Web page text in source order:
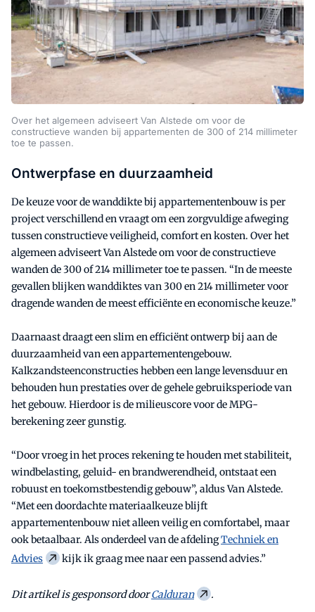
Over het algemeen adviseert Van Alstede om voor de
constructieve wanden bij appartementen de 300 of 214 millimeter
toe te passen.
Ontwerpfase en duurzaamheid
De keuze voor de wanddikte bij appartementenbouw is per
project verschillend en vraagt om een zorgvuldige afweging
tussen constructieve veiligheid, comfort en kosten. Over het
algemeen adviseert Van Alstede om voor de constructieve
wanden de 300 of 214 millimeter toe te passen. “In de meeste
gevallen blijken wanddiktes van 300 en 214 millimeter voor
dragende wanden de meest efficiënte en economische keuze.”
Daarnaast draagt een slim en efficiënt ontwerp bij aan de
duurzaamheid van een appartementengebouw.
Kalkzandsteenconstructies hebben een lange levensduur en
behouden hun prestaties over de gehele gebruiksperiode van
het gebouw. Hierdoor is de milieuscore voor de MPG-
berekening zeer gunstig.
“Door vroeg in het proces rekening te houden met stabiliteit,
windbelasting, geluid- en brandwerendheid, ontstaat een
robuust en toekomstbestendig gebouw”, aldus Van Alstede.
“Met een doordachte materiaalkeuze blijft
appartementenbouw niet alleen veilig en comfortabel, maar
ook betaalbaar. Als onderdeel van de afdelingTechniek en
Advies
kijk ik graag mee naar een passend advies.”
Dit artikel is gesponsord doorCalduran .